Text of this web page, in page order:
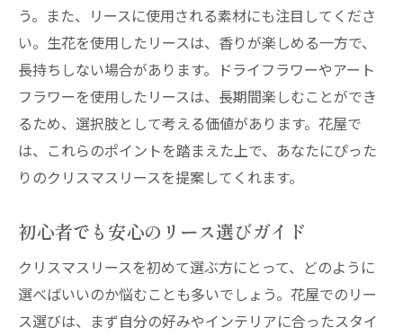
う。また、リースに使用される素材にも注目してくださ
い。生花を使用したリースは、香りが楽しめる一方で、
長持ちしない場合があります。ドライフラワーやアート
フラワーを使用したリースは、長期間楽しむことができ
るため、選択肢として考える価値があります。花屋で
は、これらのポイントを踏まえた上で、あなたにぴった
りのクリスマスリースを提案してくれます。
初心者でも安心のリース選びガイド
クリスマスリースを初めて選ぶ方にとって、どのように
選べばいいのか悩むことも多いでしょう。花屋でのリー
ス選びは、まず自分の好みやインテリアに合ったスタイ